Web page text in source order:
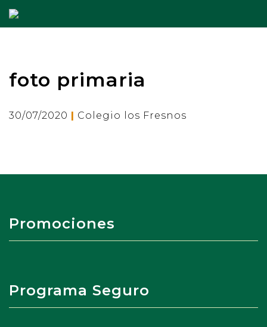
foto primaria
30/07/2020 | Colegio los Fresnos
Promociones
Programa Seguro